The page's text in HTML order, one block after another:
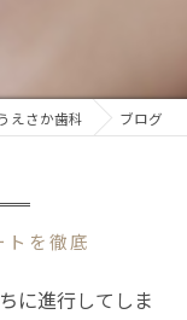
えさか歯科 ブログ
トを徹底
に進行してしま